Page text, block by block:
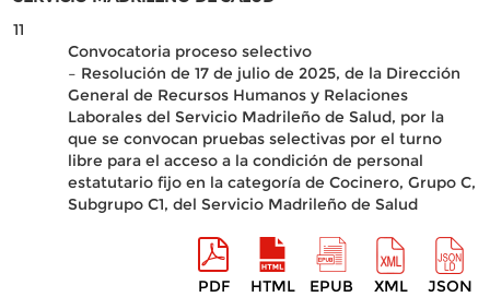
11
Convocatoria proceso selectivo
– Resolución de 17 de julio de 2025, de la Dirección
General de Recursos Humanos y Relaciones
Laborales del Servicio Madrileño de Salud, por la
que se convocan pruebas selectivas por el turno
libre para el acceso a la condición de personal
estatutario fijo en la categoría de Cocinero, Grupo C,
Subgrupo C1, del Servicio Madrileño de Salud
PDF HTML EPUB XML JSON